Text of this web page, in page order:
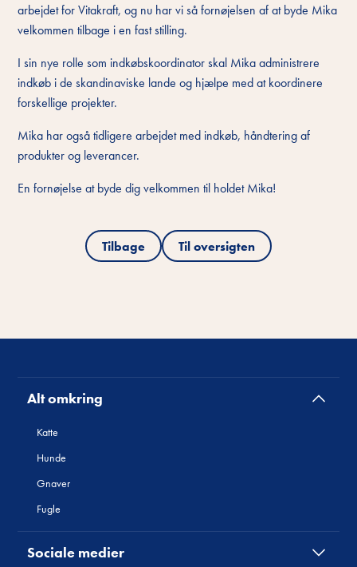
arbejdet for Vitakraft, og nu har vi så fornøjelsen af at byde Mika
velkommen tilbage i en fast stilling.
I sin nye rolle som indkøbskoordinator skal Mika administrere
indkøb i de skandinaviske lande og hjælpe med at koordinere
forskellige projekter.
Mika har også tidligere arbejdet med indkøb, håndtering af
produkter og leverancer.
En fornøjelse at byde dig velkommen til holdet Mika!
Tilbage Til oversigten
Alt omkring
Katte
Hunde
Gnaver
Fugle
Sociale medier